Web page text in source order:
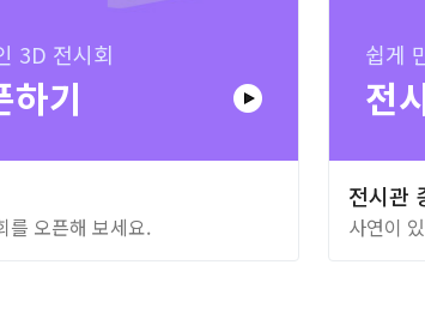
3D 전시회
하기
를 오픈해 보세요.
쉽게
전
전시관
사연이